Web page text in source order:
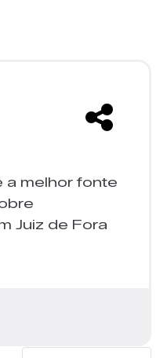
a melhor fonte
Juiz de Fora